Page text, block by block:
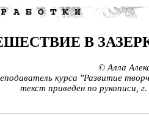
В
© Алла
курса "Развитие
текст приведен по рукописи,